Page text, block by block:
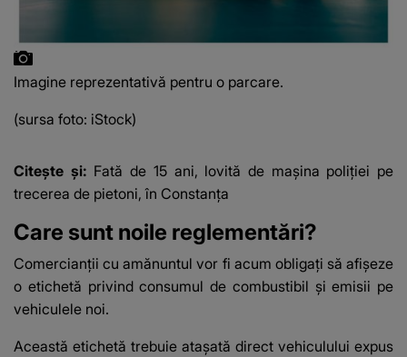
Imagine reprezentativă pentru o parcare.
(sursa foto: iStock)
Citește și: Fată de 15 ani, lovită de mașina poliției pe
trecerea de pietoni, în Constanța
Care sunt noile reglementări?
Comercianții cu amănuntul vor fi acum obligați să afișeze
o etichetă privind consumul de combustibil și emisii pe
vehiculele noi.
Această etichetă trebuie atașată direct vehiculului expus